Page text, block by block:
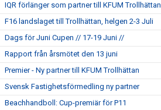
IQR förlänger som partner till KFUM Trollhättan
F16 landslaget till Trollhättan, helgen 2-3 Juli
Dags för Juni Cupen // 17-19 Juni //
Rapport från årsmötet den 13 juni
Premier - Ny partner till KFUM Trollhättan
Svensk Fastighetsförmedling ny partner
Beachhandboll: Cup-premiär för P11